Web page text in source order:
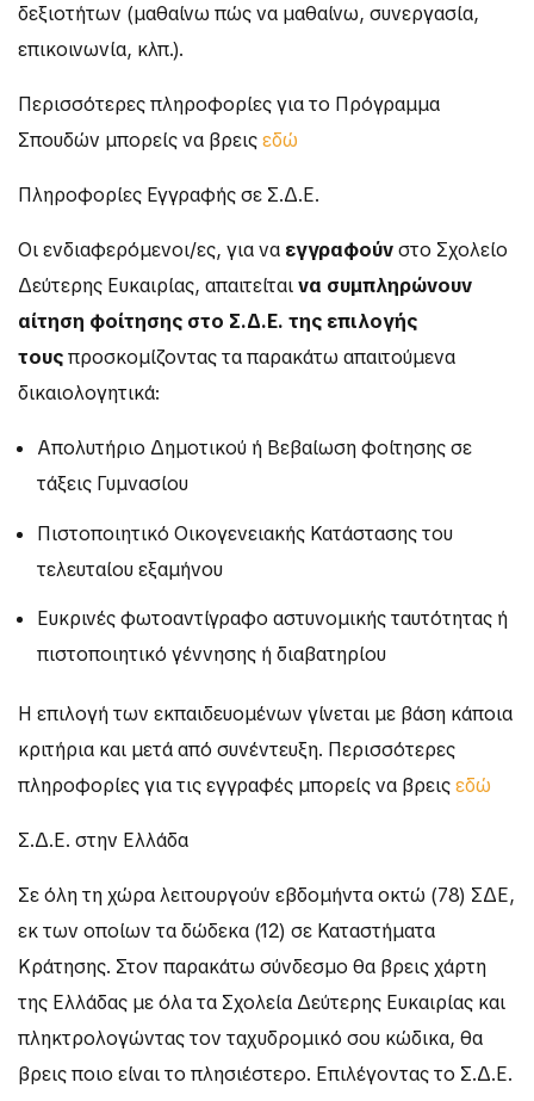
δεξιοτήτων (μαθαίνω πώς να μαθαίνω, συνεργασία,
επικοινωνία, κλπ.).
Περισσότερες πληροφορίες για το Πρόγραμμα
Σπουδών μπορείς να βρειςεδώ
Πληροφορίες Εγγραφής σε Σ.Δ.Ε.
Οι ενδιαφερόμενοι/ες, για να εγγραφούνστο Σχολείο
Δεύτερης Ευκαιρίας, απαιτείταινα συμπληρώνουν
αίτηση φοίτησης στο Σ.Δ.Ε. της επιλογής
τουςπροσκομίζοντας τα παρακάτω απαιτούμενα
δικαιολογητικά:
Απολυτήριο Δημοτικού ή Βεβαίωση φοίτησης σε
τάξεις Γυμνασίου
Πιστοποιητικό Οικογενειακής Κατάστασης του
τελευταίου εξαμήνου
Ευκρινές φωτοαντίγραφο αστυνομικής ταυτότητας ή
πιστοποιητικό γέννησης ή διαβατηρίου
Η επιλογή των εκπαιδευομένων γίνεται με βάση κάποια
κριτήρια και μετά από συνέντευξη. Περισσότερες
πληροφορίες για τις εγγραφές μπορείς να βρειςεδώ
Σ.Δ.Ε. στην Ελλάδα
Σε όλη τη χώρα λειτουργούν εβδομήντα οκτώ (78) ΣΔΕ,
εκ των οποίων τα δώδεκα (12) σε Καταστήματα
Κράτησης. Στον παρακάτω σύνδεσμο θα βρεις χάρτη
της Ελλάδας με όλα τα Σχολεία Δεύτερης Ευκαιρίας και
πληκτρολογώντας τον ταχυδρομικό σου κώδικα, θα
βρεις ποιο είναι το πλησιέστερο. Επιλέγοντας το Σ.Δ.Ε.